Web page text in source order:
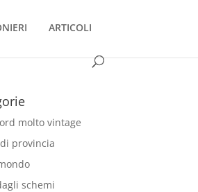
ARTICOLI
molto vintage
provincia
schemi